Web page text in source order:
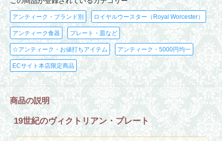
アンティーク・ブランド別 ロイヤルウースター（Royal Worcester）
アンティーク食器 プレート・皿など
☆アンティーク・お値打ちアイテム アンティーク・5000円均一
ECサイト本店限定商品
商品の説明
19世紀のヴィクトリアン・プレート